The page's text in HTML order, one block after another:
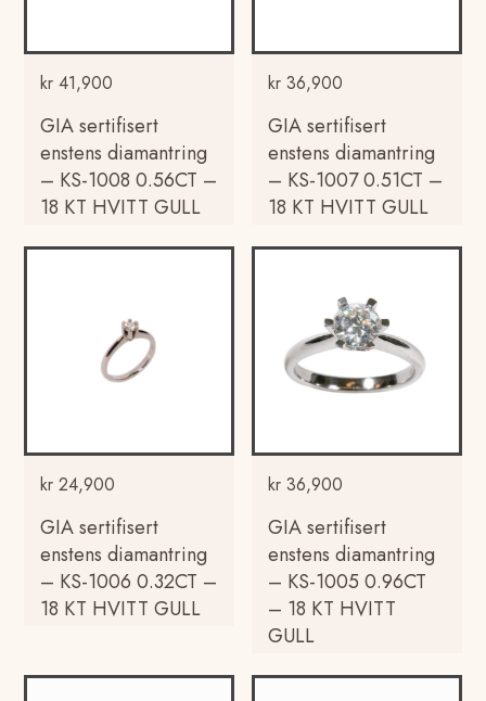
kr 41,900
GIA sertifisert
enstens diamantring
– KS-1008 0.56CT –
18 KT HVITT GULL
kr 36,900
GIA sertifisert
enstens diamantring
– KS-1007 0.51CT –
18 KT HVITT GULL
kr 24,900
GIA sertifisert
enstens diamantring
– KS-1006 0.32CT –
18 KT HVITT GULL
kr 36,900
GIA sertifisert
enstens diamantring
– KS-1005 0.96CT
– 18 KT HVITT
GULL